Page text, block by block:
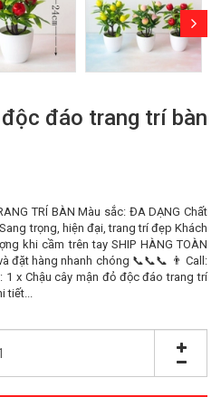
đáo trang trí bàn
TRÍ BÀN Màu sắc: ĐA DẠNG Chất
trọng, hiện đại, trang trí đẹp Khách
khi cầm trên tay SHIP HÀNG TOÀN
đặt hàng nhanh chóng 📞📞📞 👨 Call:
1 x Chậu cây mận đỏ độc đáo trang trí
tiết...